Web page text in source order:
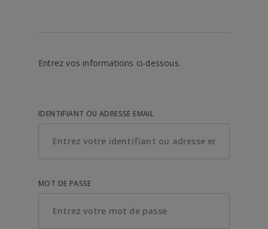
Entrez vos informations ci-dessous.
IDENTIFIANT OU ADRESSE EMAIL
MOT DE PASSE